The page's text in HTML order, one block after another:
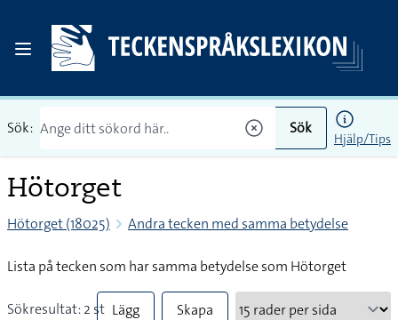
Sök: Sök
Hjälp/Tips
Hötorget
Hötorget (18025) Andra tecken med samma betydelse
Lista på tecken som har samma betydelse som Hötorget
Sökresultat: 2 st Lägg
Skapa